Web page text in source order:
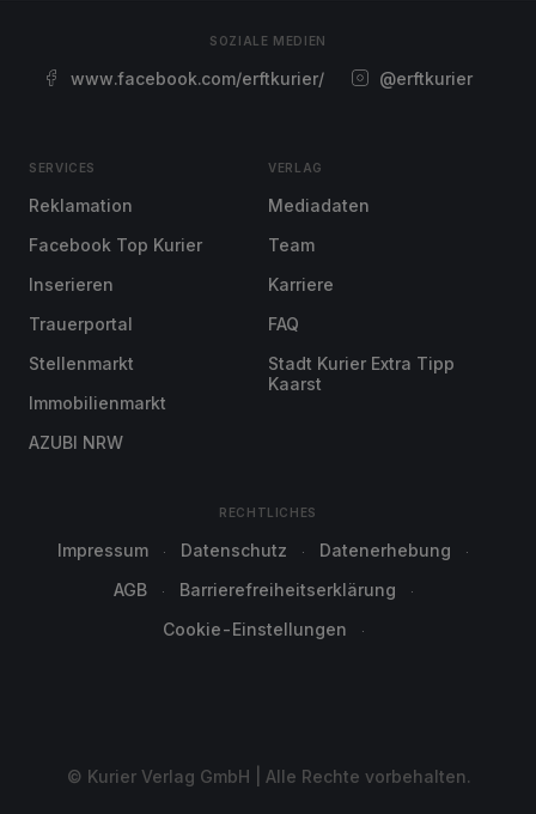
SOZIALE MEDIEN
www.facebook.com/erftkurier/ @erftkurier
SERVICES
Reklamation
Facebook Top Kurier
Inserieren
Trauerportal
Stellenmarkt
Immobilienmarkt
AZUBI NRW
VERLAG
Mediadaten
Team
Karriere
FAQ
Stadt Kurier Extra Tipp
Kaarst
RECHTLICHES
Impressum Datenschutz
Datenerhebung
AGB
Barrierefreiheitserklärung
Cookie-Einstellungen
© Kurier Verlag GmbH | Alle Rechte vorbehalten.